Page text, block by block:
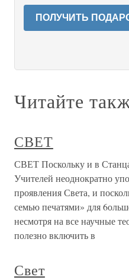
ПОЛУЧИТЬ
Читайте
СВЕТ
СВЕТ Поскольку и в
Учителей неоднократно
проявления Света, и
семью печатями» для
несмотря на все научные
полезно включить в
Свет